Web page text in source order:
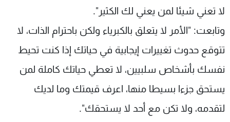
لا تعني شيئا لمن يعني لك الكثير".
وتابعت: "الأمر لا يتعلق بالكبرياء ولكن باحترام الذات، لا
تتوقع حدوث تغييرات إيجابية في حياتك إذا كنت تحيط
نفسك بأشخاص سلبيين، لا تعطي حياتك كاملة لمن
يستحق جزءا بسيطا منها، اعرف قيمتك وما لديك
لتقدمه، ولا تكن مع أحد لا يستحقك".